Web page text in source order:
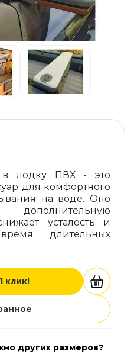
в лодку ПВХ - это
для комфортного
на воде. Оно
усталость и
длительных
клик!
других размеров?